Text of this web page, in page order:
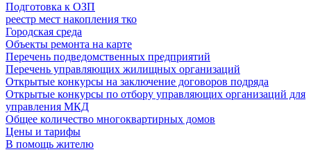
Подготовка к ОЗП
реестр мест накопления тко
Городская среда
Объекты ремонта на карте
Перечень подведомственных предприятий
Перечень управляющих жилищных организаций
Открытые конкурсы на заключение договоров подряда
Открытые конкурсы по отбору управляющих организаций для
управления МКД
Общее количество многоквартирных домов
Цены и тарифы
В помощь жителю